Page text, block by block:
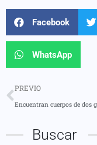
Facebook
WhatsApp
PREVIO
Buscar